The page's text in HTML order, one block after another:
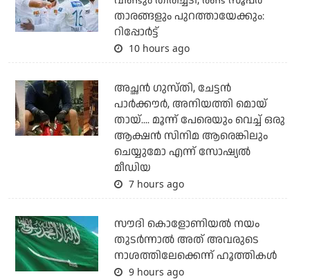
താരങ്ങളും പുറത്തായേക്കും:
റിപ്പോര്‍ട്ട്
10 hours ago
അച്ഛന്‍ ഗുസ്തി, ചേട്ടന്‍
പാര്‍ക്കൗര്‍, അനിയത്തി മൊയ്
തായ്.... മൂന്ന് പേരെയും വെച്ച് ഒരു
ആക്ഷന്‍ സിനിമ ആരെങ്കിലും
ചെയ്യുമോ എന്ന് സോഷ്യല്‍
മീഡിയ
7 hours ago
സൗദി കൊളോണിയല്‍ നയം
തുടര്‍ന്നാല്‍ അത് അവരുടെ
നാശത്തിലേക്കെന്ന് ഹൂത്തികള്‍
9 hours ago